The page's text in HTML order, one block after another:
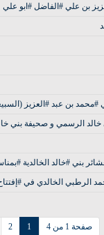
بن علي #الفاضل #ابو علي
#محمد بن عبد #العزيز
خالد الرسمي و صحيفة بني
بني #خالد الخالدية
الرطبي الخالدي في
صفحة 1 من 4 1
2